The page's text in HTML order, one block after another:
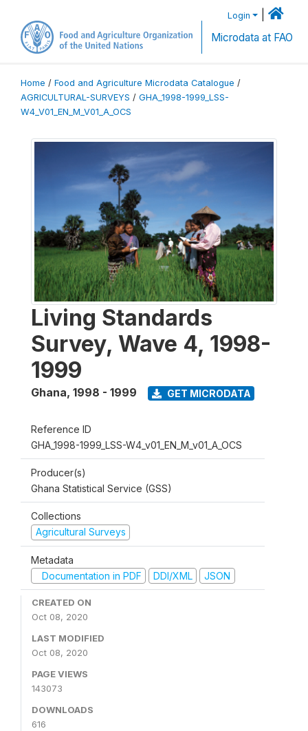
Login
Microdata at FAO
Home / Food and Agriculture Microdata Catalogue /
AGRICULTURAL-SURVEYS / GHA_1998-1999_LSS-
W4_V01_EN_M_V01_A_OCS
Living Standards
Survey, Wave 4, 1998-
1999
Ghana, 1998 - 1999 GET MICRODATA
Reference ID
GHA_1998-1999_LSS-W4_v01_EN_M_v01_A_OCS
Producer(s)
Ghana Statistical Service (GSS)
Collections
Agricultural Surveys
Metadata
Documentation in PDF
DDI/XML JSON
CREATED ON
Oct 08, 2020
LAST MODIFIED
Oct 08, 2020
PAGE VIEWS
143073
DOWNLOADS
616